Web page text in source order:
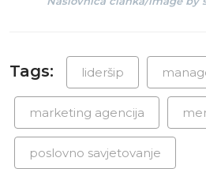
Tags: lideršip
marketing agencija
poslovno savjetovanje